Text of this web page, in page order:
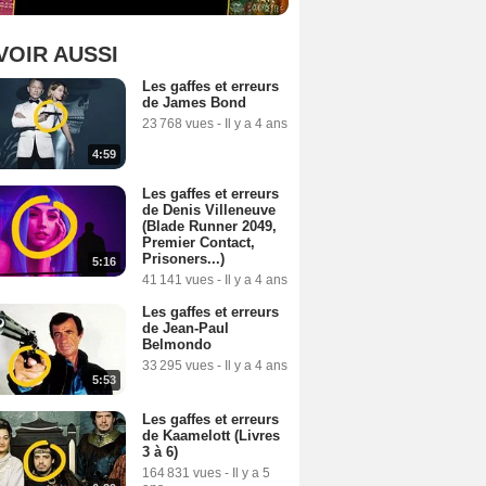
AUSSI
4:59
Les gaffes et erreurs
de James Bond
23 768 vues - Il y a 4 ans
5:16
Les gaffes et erreurs
de Denis Villeneuve
(Blade Runner 2049,
Premier Contact,
Prisoners...)
41 141 vues - Il y a 4 ans
5:53
Les gaffes et erreurs
de Jean-Paul
Belmondo
33 295 vues - Il y a 4 ans
Les gaffes et erreurs
de Kaamelott (Livres
3 à 6)
164 831 vues -
Il y a 5